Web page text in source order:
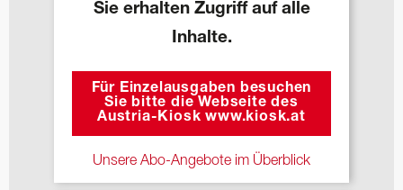
Sie erhalten Zugriff auf alle
Inhalte.
Für Einzelausgaben besuchen
Sie bitte die Webseite des
Austria-Kiosk www.kiosk.at
Unsere Abo-Angebote im Überblick